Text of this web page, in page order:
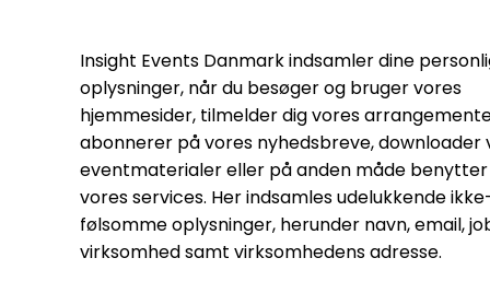
Insight Events Danmark indsamler dine
oplysninger, når du besøger og bruger vores
hjemmesider, tilmelder dig vores
abonnerer på vores nyhedsbreve, downloader
eventmaterialer eller på anden måde benytter
vores services. Her indsamles udelukkende
følsomme oplysninger, herunder navn, email,
virksomhed samt virksomhedens adresse.